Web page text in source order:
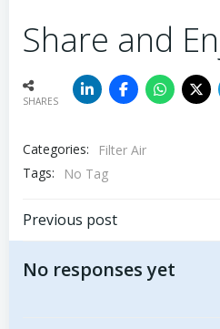
Share and
SHARES
Categories:
Filter Air
Tags:
No Tag
Post
navigation
Previous post
No responses yet